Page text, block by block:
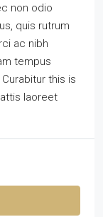
non odio
quis rutrum
ac nibh
tempus
this is
laoreet